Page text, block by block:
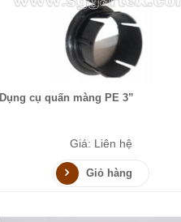
Dụng cụ quấn màng PE 3”
Giá: Liên hệ
Giỏ hàng